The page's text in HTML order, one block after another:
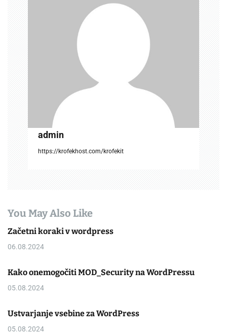
admin
https://krofekhost.com/krofekit
You May Also Like
Začetni koraki v wordpress
06.08.2024
Kako onemogočiti MOD_Security na WordPressu
05.08.2024
Ustvarjanje vsebine za WordPress
05.08.2024